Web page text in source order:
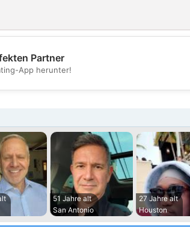
💕
Partner
App herunter!
51 Jahre alt
San Antonio
27 Jahre alt
Houston